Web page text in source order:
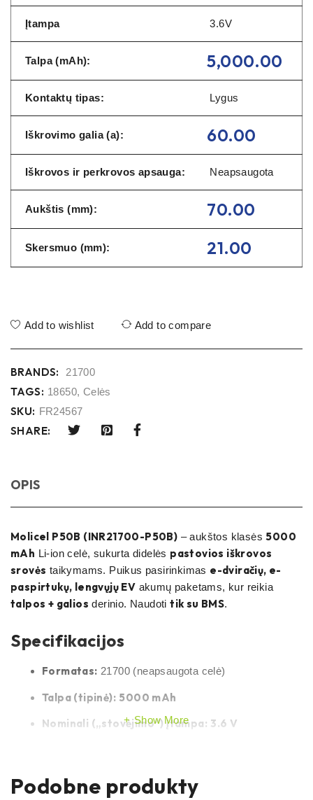
Įtampa 3.6V
Talpa (mAh): 5,000.00
Kontaktų tipas: Lygus
Iškrovimo galia (a): 60.00
Iškrovos ir perkrovos apsauga: Neapsaugota
Aukštis (mm): 70.00
Skersmuo (mm): 21.00
Add to wishlist Add to compare
BRANDS: 21700
TAGS: 18650, Celės
SKU: FR24567
SHARE:
OPIS
Molicel P50B (INR21700-P50B) – aukštos klasės5000
mAh Li-ion celė, sukurta didelės pastovios iškrovos
srovės taikymams. Puikus pasirinkimas e-dviračių, e-
paspirtukų, lengvųjų EV akumų paketams, kur reikia
talpos + galios derinio. Naudotitik su BMS.
Specifikacijos
Formatas: 21700 (neapsaugota celė)
Talpa (tipinė): 5000 mAh
Nominali („stovėjimo“) įtampa: 3.6 V
Min. iškrovimo įtampa (cut-off):
Show More
Podobne produkty